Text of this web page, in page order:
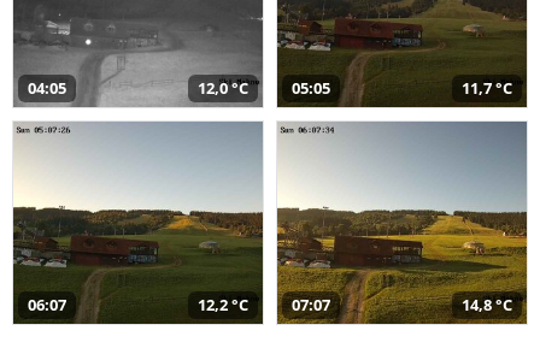
04:05 12,0 °C 05:05 11,7 °C
06:07 12,2 °C 07:07 14,8 °C